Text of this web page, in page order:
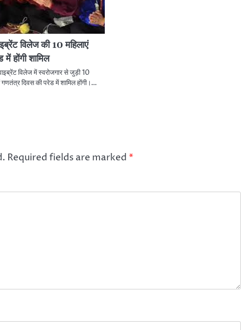
विलेज की 10 महिलाएं
में होंगी शामिल
विलेज में स्वरोजगार से जुड़ी 10
गणतंत्र दिवस की परेड में शामिल होंगी।…
Required fields are marked *